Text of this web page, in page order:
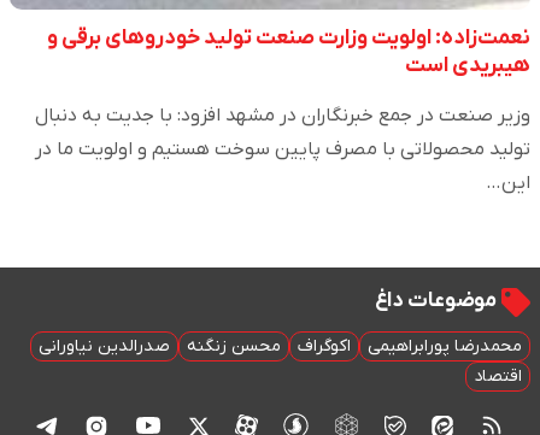
نعمت‌زاده: اولویت وزارت صنعت تولید خودروهای برقی و
هیبریدی است
وزیر صنعت در جمع خبرنگاران در مشهد افزود: با جدیت به دنبال
تولید محصولاتی با مصرف پایین سوخت هستیم و اولویت ما در
این…
موضوعات داغ
محمدرضا پورابراهیمی اکوگراف محسن زنگنه
صدرالدین نیاورانی
اقتصاد